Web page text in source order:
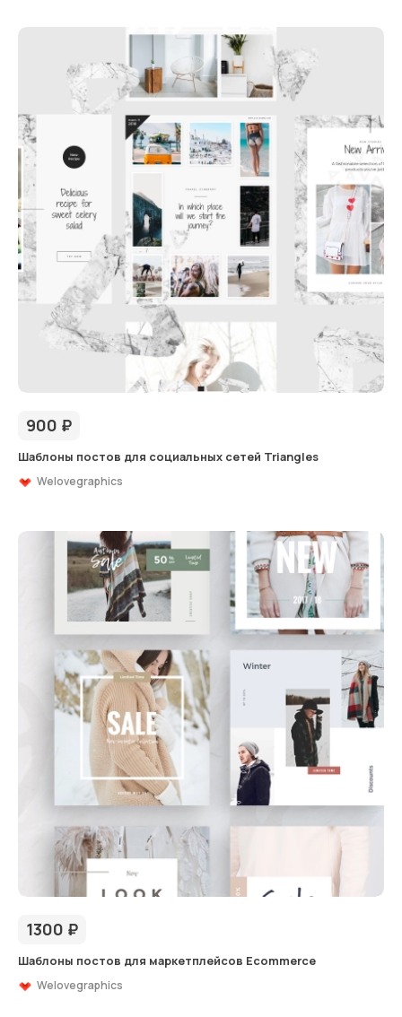
900 ₽
Шаблоны постов для социальных сетей Triangles
Welovegraphics
1300 ₽
Шаблоны постов для маркетплейсов Ecommerce
Welovegraphics